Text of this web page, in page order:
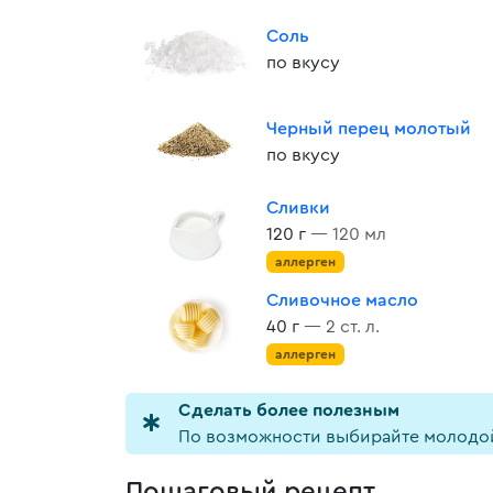
Соль
по вкусу
Черный перец молотый
по вкусу
Сливки
120 г — 120 мл
аллерген
Сливочное масло
40 г — 2 ст. л.
аллерген
Cделать более полезным
По возможности выбирайте